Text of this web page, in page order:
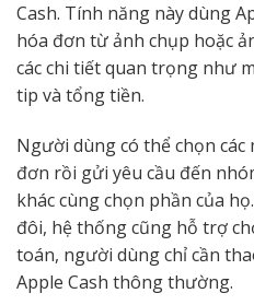
Cash. Tính năng này dùng
hóa đơn từ ảnh chụp hoặc
các chi tiết quan trọng như
tip và tổng tiền.
Người dùng có thể chọn
đơn rồi gửi yêu cầu đến
khác cùng chọn phần của
đôi, hệ thống cũng hỗ trợ
toán, người dùng chỉ cần
Apple Cash thông thường.